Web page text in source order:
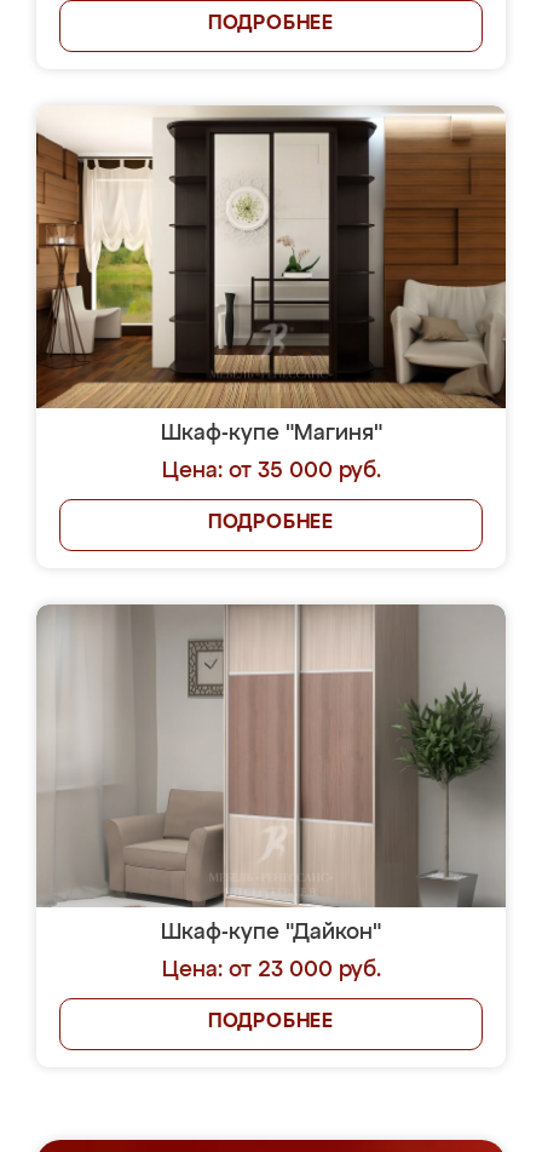
ПОДРОБНЕЕ
Шкаф-купе "Магиня"
Цена: от 35 000 руб.
ПОДРОБНЕЕ
Шкаф-купе "Дайкон"
Цена: от 23 000 руб.
ПОДРОБНЕЕ